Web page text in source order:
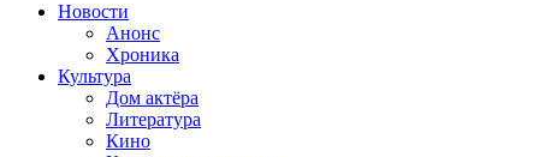
Новости
Анонс
Хроника
Культура
Дом актёра
Литература
Кино